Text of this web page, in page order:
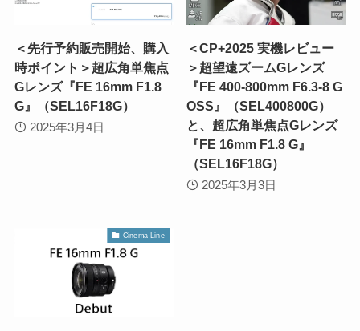
＜先行予約販売開始、購入
時ポイント＞超広角単焦点
Gレンズ『FE 16mm F1.8
G』（SEL16F18G）
2025年3月4日
＜CP+2025 実機レビュー
＞超望遠ズームGレンズ
『FE 400-800mm F6.3-8 G
OSS』（SEL400800G）
と、超広角単焦点Gレンズ
『FE 16mm F1.8 G』
（SEL16F18G）
2025年3月3日
Cinema Line